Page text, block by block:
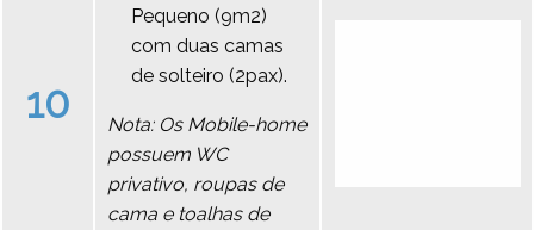
10
Pequeno (9m2)
com duas camas
de solteiro (2pax).
Nota: Os Mobile-home
possuem WC
privativo, roupas de
cama e toalhas de